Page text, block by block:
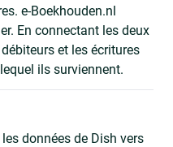
e-Boekhouden.nl
En connectant les deux
et les écritures
ils surviennent.
données de Dish vers